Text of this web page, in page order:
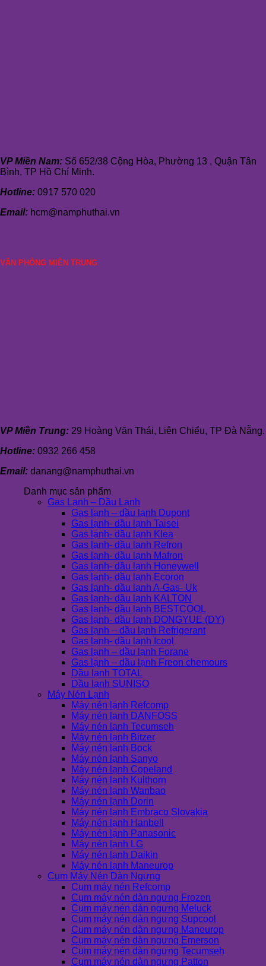
VP Miền Nam: Số 652/38 Cộng Hòa, Phường 13 , Quận Tân
Bình, TP Hồ Chí Minh.
Hotline: 0917 570 020
Email: hcm@namphuthai.vn
VĂN PHÒNG MIỀN TRUNG
VP Miền Trung: 29 Hoàng Văn Thái, Liên Chiểu, TP Đà Nẵng.
Hotline: 0932 266 458
Email: danang@namphuthai.vn
Danh mục sản phẩm
Gas Lạnh – Dầu Lạnh
Gas lạnh – dầu lạnh Dupont
Gas lạnh- dầu lạnh Taisei
Gas lạnh- dầu lạnh Klea
Gas lạnh- dầu lạnh Refron
Gas lạnh- dầu lạnh Mafron
Gas lạnh- dầu lạnh Honeywell
Gas lạnh- dầu lạnh Ecoron
Gas lạnh- dầu lạnh A-Gas- Uk
Gas lạnh- dầu lạnh KALTON
Gas lạnh- dầu lạnh BESTCOOL
Gas lạnh- dầu lạnh DONGYUE (DY)
Gas lạnh – dầu lạnh Refrigerant
Gas lạnh- dầu lạnh Icool
Gas lạnh – dầu lạnh Forane
Gas lạnh – dầu lạnh Freon chemours
Dầu lạnh TOTAL
Dầu lạnh SUNISO
Máy Nén Lạnh
Máy nén lạnh Refcomp
Máy nén lạnh DANFOSS
Máy nén lạnh Tecumseh
Máy nén lạnh Bitzer
Máy nén lạnh Bock
Máy nén lạnh Sanyo
Máy nén lạnh Copeland
Máy nén lạnh Kulthorn
Máy nén lạnh Wanbao
Máy nén lạnh Dorin
Máy nén lạnh Embraco Slovakia
Máy nén lạnh Hanbell
Máy nén lạnh Panasonic
Máy nén lạnh LG
Máy nén lạnh Daikin
Máy nén lạnh Maneurop
Cụm Máy Nén Dàn Ngưng
Cụm máy nén Refcomp
Cụm máy nén dàn ngưng Frozen
Cụm máy nén dàn ngưng Meluck
Cụm máy nén dàn ngưng Supcool
Cụm máy nén dàn ngưng Maneurop
Cụm máy nén dàn ngưng Emerson
Cụm máy nén dàn ngưng Tecumseh
Cụm máy nén dàn ngưng Patton